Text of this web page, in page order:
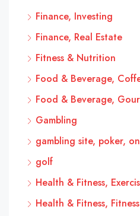
Finance, Investing
Finance, Real Estate
Fitness & Nutrition
Food & Beverage,
Food & Beverage,
Gambling
gambling site, poker,
golf
Health & Fitness,
Health & Fitness,